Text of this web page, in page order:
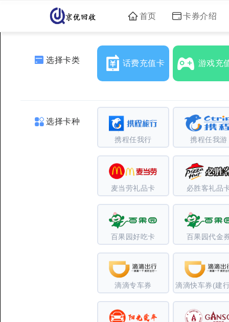
首页 卡券介绍
选择卡类 话费充值卡 游戏充
选择卡种
携程任我行 携程任我游
麦当劳礼品卡 必胜客礼品
百果园好吃卡 百果园代金
滴滴专车券